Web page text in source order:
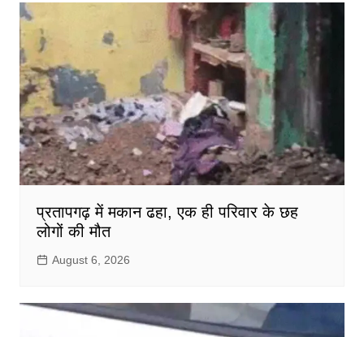
प्रतापगढ़ में मकान ढहा, एक ही परिवार के छह
लोगों की मौत
August 6, 2026